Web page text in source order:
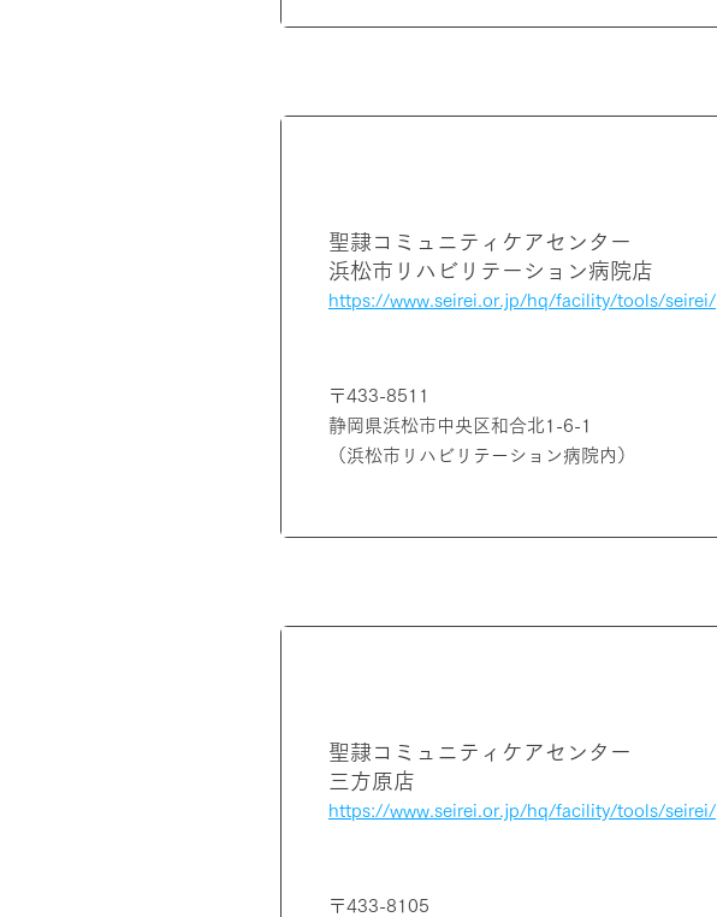
聖隷コミュニティケアセンター
浜松市リハビリテーション病院店
https://www.seirei.or.jp/hq/facility/tools/seirei/
〒433-8511
静岡県浜松市中央区和合北1-6-1
（浜松市リハビリテーション病院内）
聖隷コミュニティケアセンター
三方原店
https://www.seirei.or.jp/hq/facility/tools/seirei/
〒433-8105